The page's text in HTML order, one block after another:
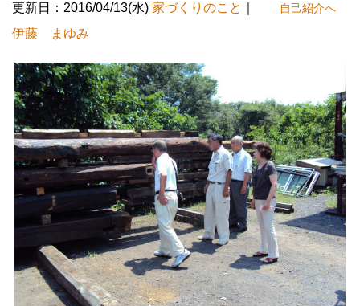
自己紹介へ
更新日：2016/04/13(水) 家づくりのこと
伊藤 まゆみ